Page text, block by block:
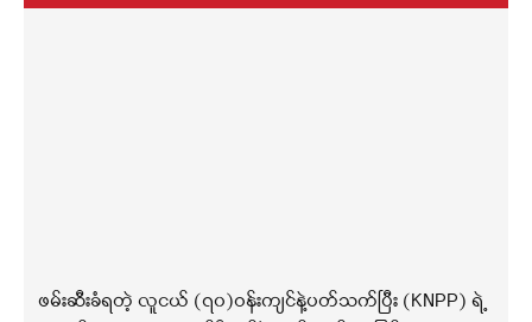
ဖမ်းဆီးခံရတဲ့ လူငယ် (၇၀)ဝန်းကျင်နဲ့ပတ်သက်ပြီး (KNPP) ရဲ့